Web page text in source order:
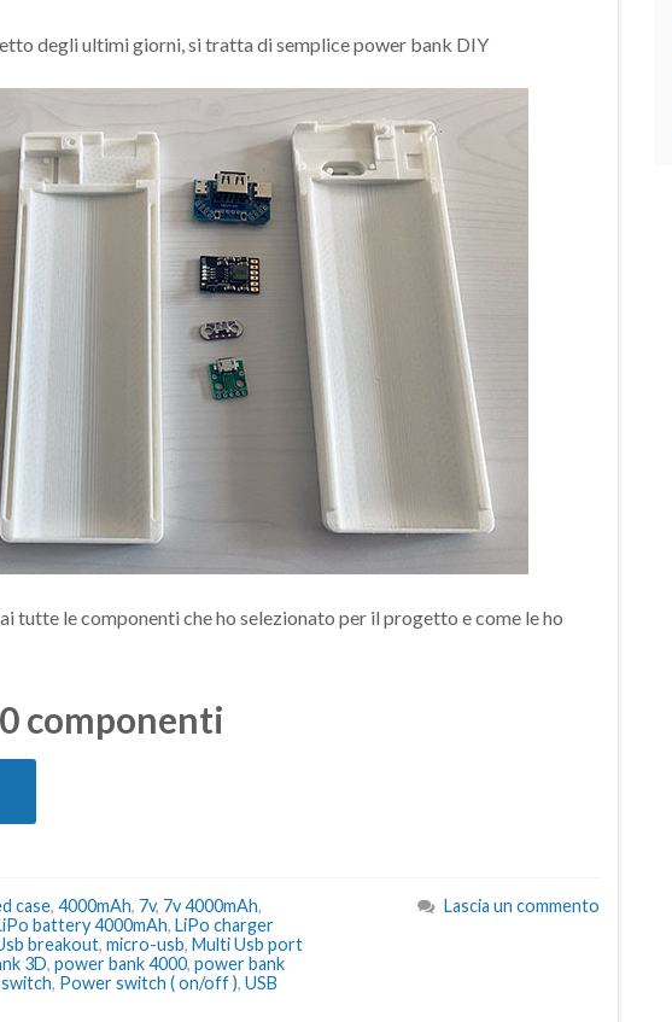
degli ultimi giorni, si tratta di semplice power bank DIY
tutte le componenti che ho selezionato per il progetto e come le ho
componenti
case, 4000mAh, 7v, 7v 4000mAh,
battery 4000mAh, LiPo charger
breakout, micro-usb, Multi Usb port
3D, power bank 4000, power bank
, Power switch ( on/off ), USB
Lascia un commento